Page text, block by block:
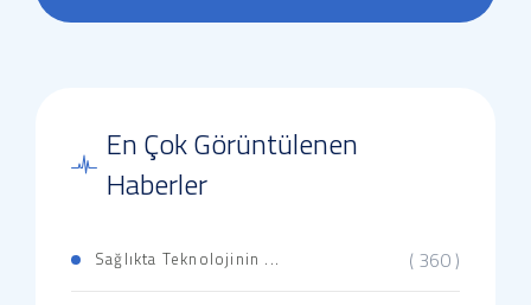
En Çok Görüntülenen
Haberler
Sağlıkta Teknolojinin ... ( 360 )